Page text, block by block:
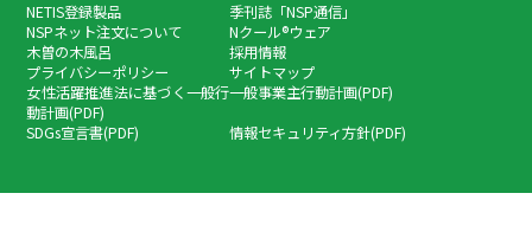
NETIS登録製品
季刊誌「NSP通信」
NSPネット注文について
Nクール®ウェア
木曽の木風呂
採用情報
プライバシーポリシー
サイトマップ
女性活躍推進法に基づく一般行
動計画(PDF)
一般事業主行動計画(PDF)
SDGs宣言書(PDF)
情報セキュリティ方針(PDF)